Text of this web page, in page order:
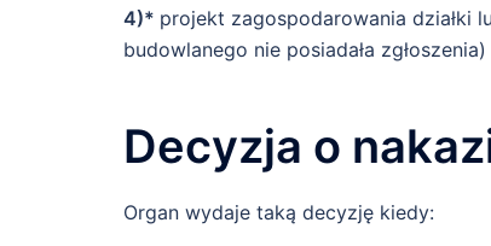
4)* projekt zagospodarowania działki
budowlanego nie posiadała zgłoszenia)
Decyzja o
Organ wydaje taką decyzję kiedy: